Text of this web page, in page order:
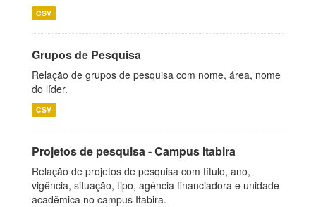
CSV
Grupos de Pesquisa
Relação de grupos de pesquisa com nome, área, nome
do líder.
CSV
Projetos de pesquisa - Campus Itabira
Relação de projetos de pesquisa com título, ano,
vigência, situação, tipo, agência financiadora e unidade
acadêmica no campus Itabira.